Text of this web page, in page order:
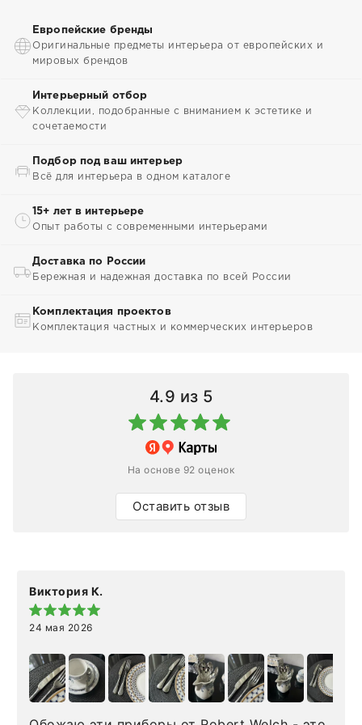
Европейские бренды
Оригинальные предметы интерьера от европейских и
мировых брендов
Интерьерный отбор
Коллекции, подобранные с вниманием к эстетике и
сочетаемости
Подбор под ваш интерьер
Всё для интерьера в одном каталоге
15+ лет в интерьере
Опыт работы с современными интерьерами
Доставка по России
Бережная и надежная доставка по всей России
Комплектация проектов
Комплектация частных и коммерческих интерьеров
4.9 из 5
На основе 92 оценок
Оставить отзыв
Виктория К.
24 мая 2026